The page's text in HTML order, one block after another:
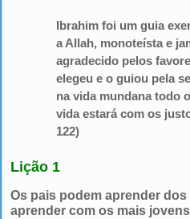
Ibrahim foi um guia
a Allah, monoteísta e
agradecido pelos
elegeu e o guiou pela
na vida mundana todo
vida estará com os
122)
Lição 1
Os pais podem aprender
aprender com os mais